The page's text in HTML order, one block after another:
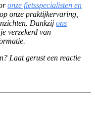
onze fietsspecialisten en
onze praktijkervaring,
Dankzij ons
verzekerd van
Laat gerust een reactie